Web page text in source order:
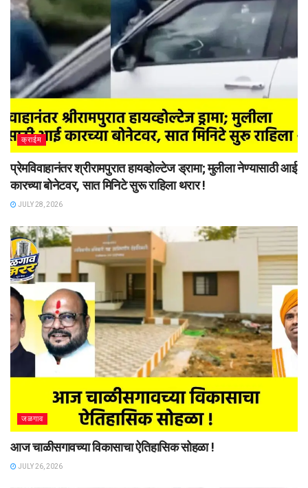
क्राईम
प्रेमविवाहानंतर श्रीरामपुरात हायव्होल्टेज ड्रामा; मुलीला नेण्यासाठी आई
कारच्या बोनेटवर, सात मिनिटे सुरू राहिला थरार !
JULY 28, 2026
जळगाव
आज चाळीसगावच्या विकासाचा ऐतिहासिक सोहळा !
JULY 26, 2026